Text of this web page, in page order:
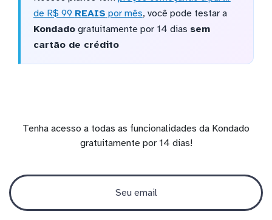
de R$ 99 REAIS por mês, você pode testar a
Kondadogratuitamente por 14 dias sem
cartão de crédito
Tenha acesso a todas as funcionalidades da Kondado
gratuitamente por 14 dias!